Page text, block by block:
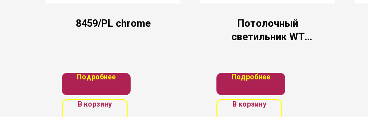
8459/PL chrome
Подробнее
В корзину
Потолочный
светильник WT
Подробнее
В корзину